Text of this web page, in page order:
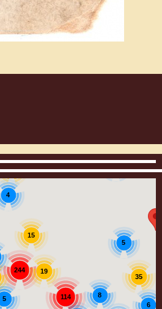
244
15
114 8
19
6
5
4
5
12
35